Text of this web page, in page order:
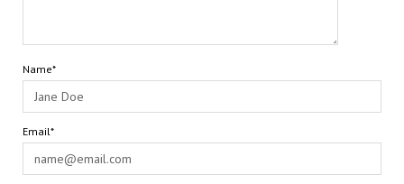
Name*
Email*